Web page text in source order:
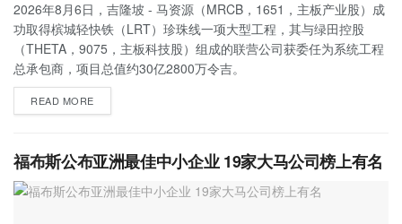
2026年8月6日，吉隆坡 - 马资源（MRCB，1651，主板产业股）成
功取得槟城轻快铁（LRT）珍珠线一项大型工程，其与绿田控股
（THETA，9075，主板科技股）组成的联营公司获委任为系统工程
总承包商，项目总值约30亿2800万令吉。
READ MORE
福布斯公布亚洲最佳中小企业 19家大马公司榜上有名